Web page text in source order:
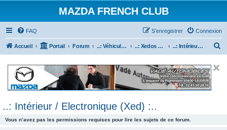
MAZDA FRENCH CLUB
FAQ Connexion
S’enregistrer
Accueil Portail Forum ..: Véhicules Mazda ancien (<2003) :.. ..: Xedos 6 & 9 :.. ..: Intérieur / Electronique (Xed) :..
..: Intérieur / Electronique (Xed) :..
Vous n’avez pas les permissions requises pour lire les sujets de ce forum.